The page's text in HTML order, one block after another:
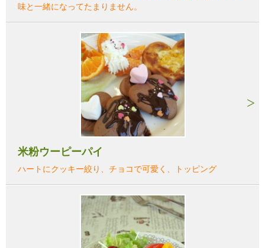
味と一緒になってたまりません。
米粉ウーピーパイ
ハートにクッキー絞り、チョコで可愛く、トッピング